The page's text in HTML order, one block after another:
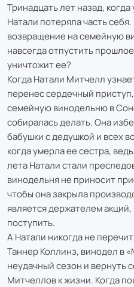
Тринадцать лет назад,
Натали потеряла часть
возвращение на семейную
навсегда отпустить
уничтожит ее?
Когда Натали Митчелл
перенес сердечный
семейную винодельню в
собиралась делать. Она
бабушки с дедушкой и всех
когда умерла ее сестра,
лета Натали стали
винодельня не приносит
чтобы она закрыла
является держателем акций,
поступить.
А Натали никогда не
Таннер Коллинз, винодел в
неудачный сезон и
Митчеллов к жизни. Когда